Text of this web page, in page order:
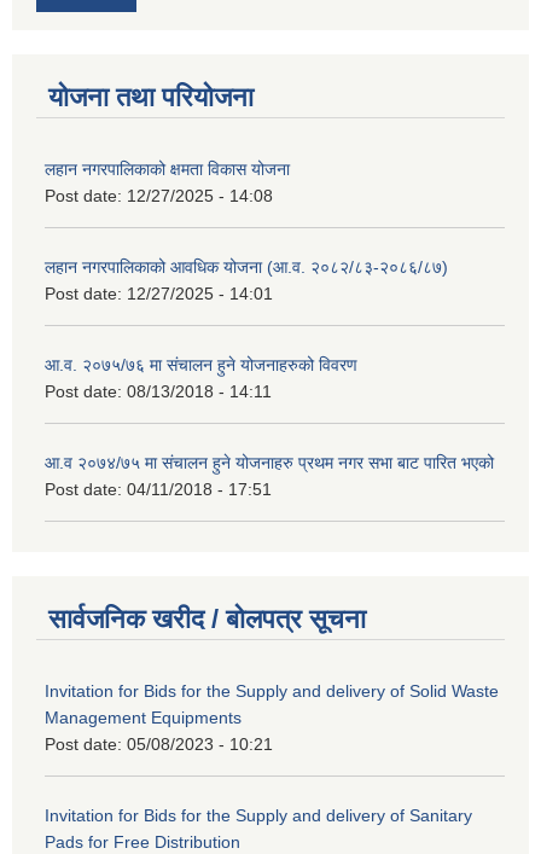
योजना तथा परियोजना
लहान नगरपालिकाको क्षमता विकास योजना
Post date: 12/27/2025 - 14:08
लहान नगरपालिकाको आवधिक योजना (आ.व. २०८२/८३-२०८६/८७)
Post date: 12/27/2025 - 14:01
आ.व. २०७५/७६ मा संचालन हुने योजनाहरुको विवरण
Post date: 08/13/2018 - 14:11
आ.व २०७४/७५ मा संचालन हुने योजनाहरु प्रथम नगर सभा बाट पारित भएको
Post date: 04/11/2018 - 17:51
सार्वजनिक खरीद / बोलपत्र सूचना
Invitation for Bids for the Supply and delivery of Solid Waste
Management Equipments
Post date: 05/08/2023 - 10:21
Invitation for Bids for the Supply and delivery of Sanitary
Pads for Free Distribution